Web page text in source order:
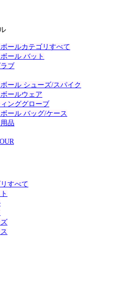
ールカテゴリすべて
ール バット
ブ
ール シューズ/スパイク
ールウェア
ンググローブ
ール バッグ/ケース
品
すべて